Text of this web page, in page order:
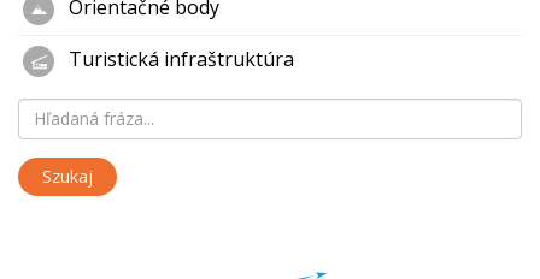
Orientačné body
Turistická infraštruktúra